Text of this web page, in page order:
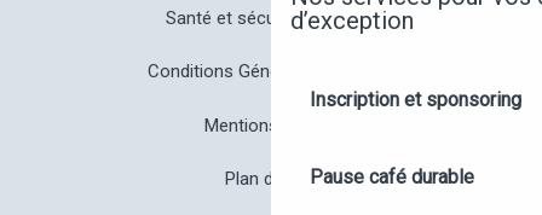
d’exception
Inscription et sponsoring
Pause café durable
Santé et sécurité à Angers
Conditions Générales de Vente
Mentions légales
Plan du site